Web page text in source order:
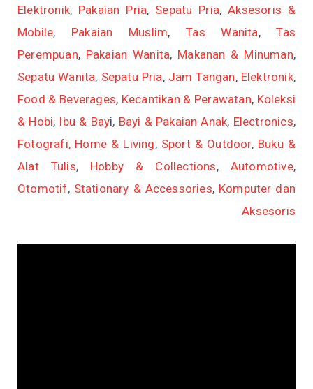
Elektronik, Pakaian Pria, Sepatu Pria,Aksesoris &
Mobile, Pakaian Muslim,Tas Wanita,Tas
Perempuan, Pakaian Wanita, Makanan & Minuman,
Sepatu Wanita, Sepatu Pria, Jam Tangan, Elektronik,
Food & Beverages, Kecantikan & Perawatan, Koleksi
& Hobi, Ibu & Bayi, Bayi & Pakaian Anak, Electronics,
Fotografi, Home & Living, Sport & Outdoor, Buku &
Alat Tulis, Hobby & Collections, Automotive,
Otomotif, Stationary & Accessories, Komputer dan
Aksesoris